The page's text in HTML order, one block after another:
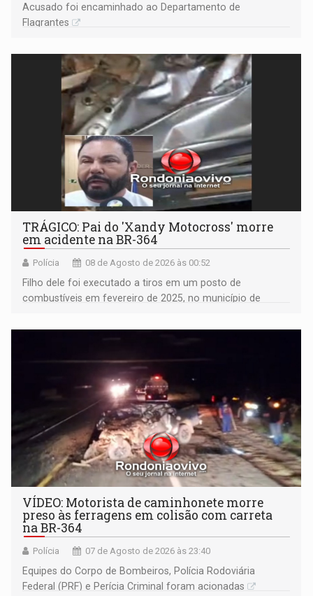
Acusado foi encaminhado ao Departamento de
Flagrantes
TRÁGICO: Pai do 'Xandy Motocross' morre
em acidente na BR-364
Polícia 08 de Agosto de 2026 às 00:52
Filho dele foi executado a tiros em um posto de
combustíveis em fevereiro de 2025, no município de
VÍDEO: Motorista de caminhonete morre
preso às ferragens em colisão com carreta
na BR-364
Polícia 07 de Agosto de 2026 às 23:40
Equipes do Corpo de Bombeiros, Polícia Rodoviária
Federal (PRF) e Perícia Criminal foram acionadas